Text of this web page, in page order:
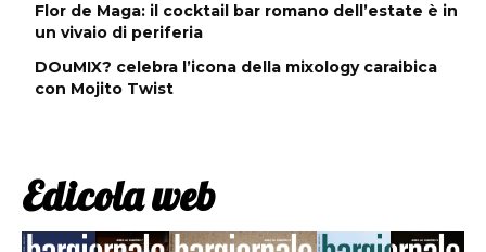
Flor de Maga: il cocktail bar romano dell’estate è in
un vivaio di periferia
DOuMIX? celebra l’icona della mixology caraibica
con Mojito Twist
Edicola web